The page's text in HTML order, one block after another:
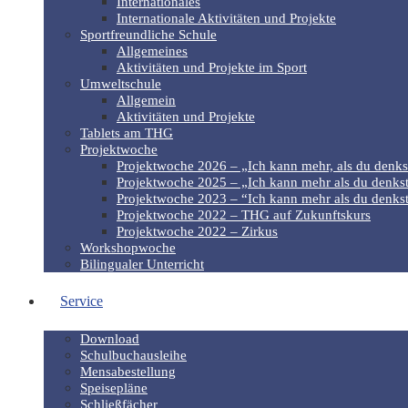
Internationale Aktivitäten und Projekte
Sportfreundliche Schule
Allgemeines
Aktivitäten und Projekte im Sport
Umweltschule
Allgemein
Aktivitäten und Projekte
Tablets am THG
Projektwoche
Projektwoche 2026 – „Ich kann mehr, als du
Projektwoche 2025 – „Ich kann mehr als du
Projektwoche 2023 – “Ich kann mehr als du
Projektwoche 2022 – THG auf Zukunftskurs
Projektwoche 2022 – Zirkus
Workshopwoche
Bilingualer Unterricht
Service
Download
Schulbuchausleihe
Mensabestellung
Speisepläne
Schließfächer